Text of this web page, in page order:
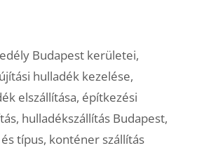
Budapest kerületei,
hulladék kezelése,
elszállítása, építkezési
, hulladékszállítás Budapest,
típus, konténer szállítás